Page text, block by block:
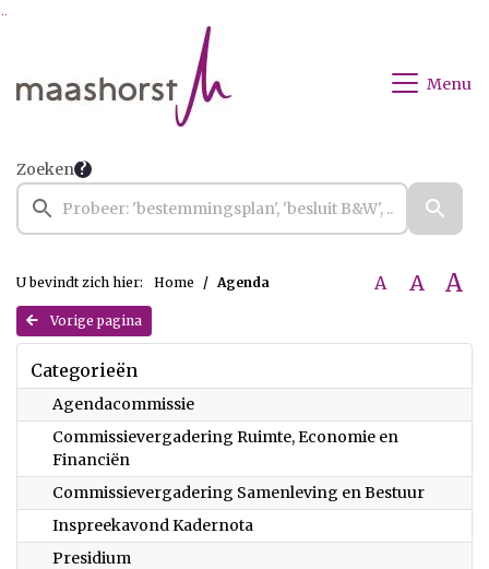
Ga naar de inhoud van deze pagina
Menu
Zoeken
U bevindt zich hier: Home Agenda A A A
Vorige pagina
Categorieën
Agendacommissie
Commissievergadering Ruimte, Economie en
Financiën
Commissievergadering Samenleving en Bestuur
Inspreekavond Kadernota
Presidium